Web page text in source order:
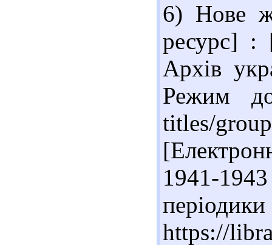
6) Нове
ресурс] :
Архів
Режим
titles/
1941-
https://